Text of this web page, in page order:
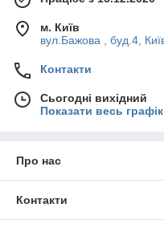
м. Київ
вул.Бажова , буд.4,
Контакти
Сьогодні вихідний
Показати весь
Про нас
Контакти